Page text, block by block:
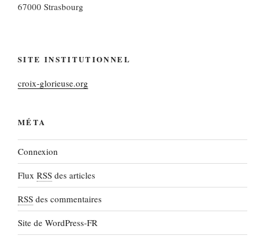
67000 Strasbourg
SITE INSTITUTIONNEL
croix-glorieuse.org
MÉTA
Connexion
Flux RSS des articles
RSS des commentaires
Site de WordPress-FR